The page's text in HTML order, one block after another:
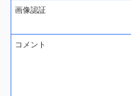
画像認証
コメント